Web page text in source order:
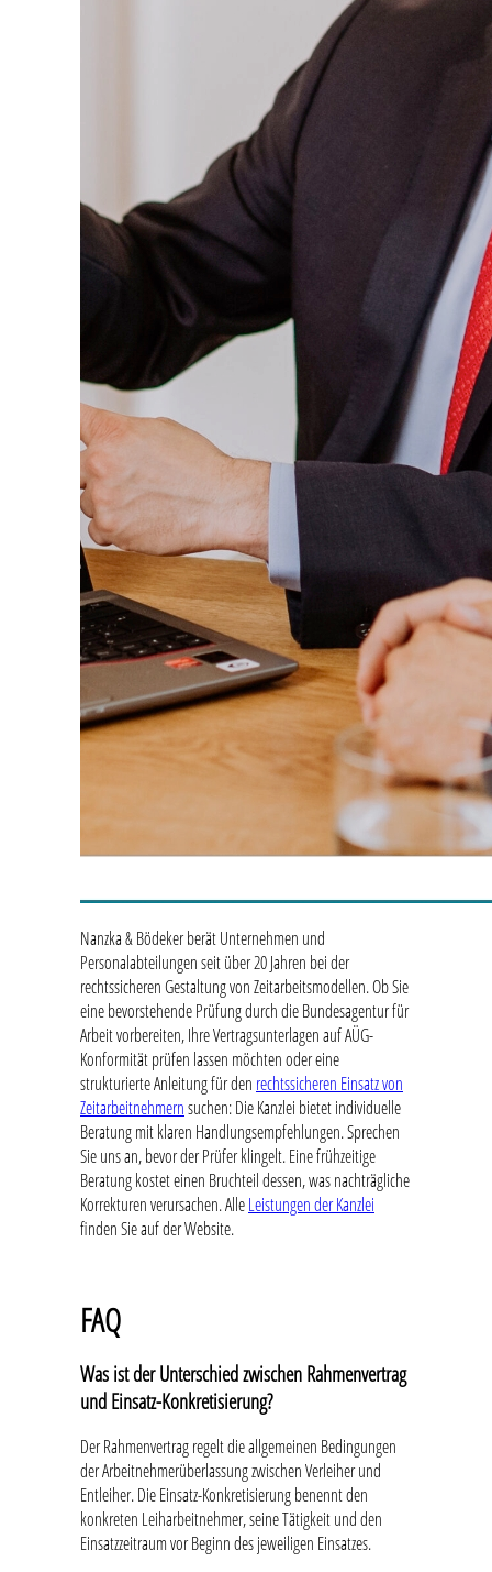
Nanzka & Bödeker berät Unternehmen und
Personalabteilungen seit über 20 Jahren bei der
rechtssicheren Gestaltung von Zeitarbeitsmodellen. Ob Sie
eine bevorstehende Prüfung durch die Bundesagentur für
Arbeit vorbereiten, Ihre Vertragsunterlagen auf AÜG-
Konformität prüfen lassen möchten oder eine
strukturierte Anleitung für den rechtssicheren Einsatz von
Zeitarbeitnehmernsuchen: Die Kanzlei bietet individuelle
Beratung mit klaren Handlungsempfehlungen. Sprechen
Sie uns an, bevor der Prüfer klingelt. Eine frühzeitige
Beratung kostet einen Bruchteil dessen, was nachträgliche
Korrekturen verursachen. AlleLeistungen der Kanzlei
finden Sie auf der Website.
FAQ
Was ist der Unterschied zwischen Rahmenvertrag
und Einsatz-Konkretisierung?
Der Rahmenvertrag regelt die allgemeinen Bedingungen
der Arbeitnehmerüberlassung zwischen Verleiher und
Entleiher. Die Einsatz-Konkretisierung benennt den
konkreten Leiharbeitnehmer, seine Tätigkeit und den
Einsatzzeitraum vor Beginn des jeweiligen Einsatzes.